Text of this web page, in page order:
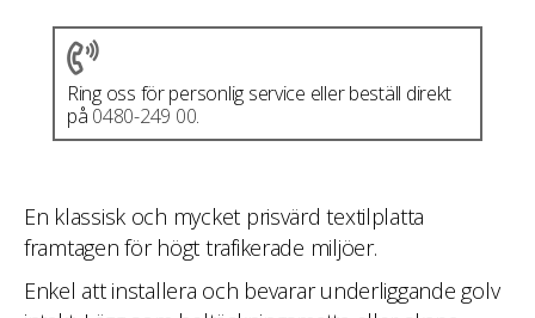
Ring oss för personlig service eller beställ direkt
på 0480-249 00.
En klassisk och mycket prisvärd textilplatta
framtagen för högt trafikerade miljöer.
Enkel att installera och bevarar underliggande golv